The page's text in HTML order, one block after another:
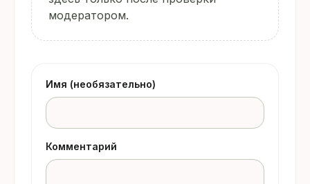
модератором.
Имя (необязательно)
Комментарий